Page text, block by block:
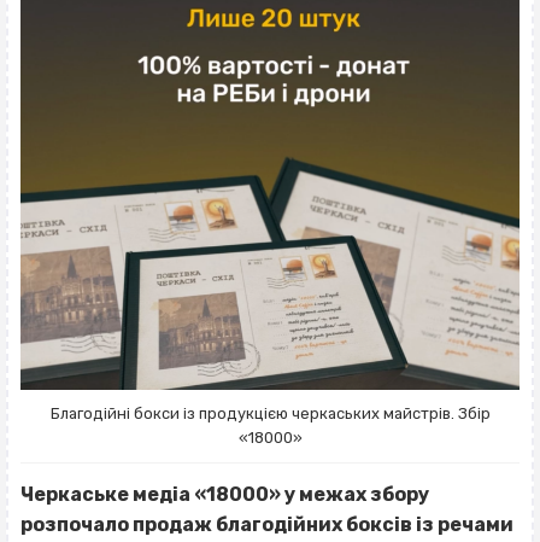
Благодійні бокси із продукцією черкаських майстрів. Збір
«18000»
Черкаське медіа «18000» у межах збору
розпочало продаж благодійних боксів із речами